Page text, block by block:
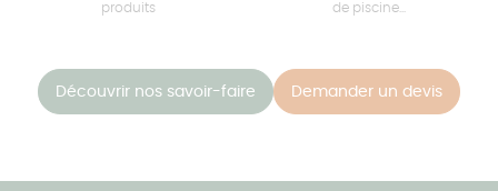
produits
de piscine...
Découvrir nos savoir-faire Demander un devis